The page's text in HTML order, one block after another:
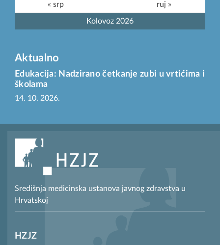
Kolovoz 2026
« srp ruj »
Aktualno
Edukacija: Nadzirano četkanje zubi u vrtićima i
školama
14. 10. 2026.
Središnja medicinska ustanova javnog zdravstva u
Hrvatskoj
HZJZ